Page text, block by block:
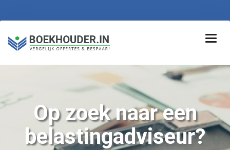
Op zoek naar een
belastingadviseur?